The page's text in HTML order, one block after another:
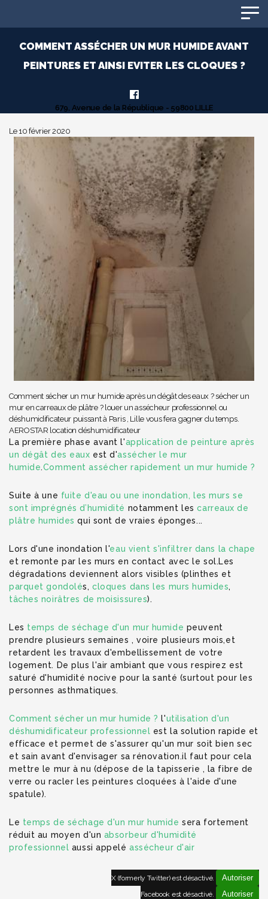
COMMENT ASSÉCHER UN MUR HUMIDE AVANT
PEINTURES ET AINSI EVITER LES CLOQUES ?
679, Avenue de la République - 59800 LILLE
Le 10 février 2020
Comment sécher un mur humide après un dégât des eaux ? sécher un
mur en carreaux de plâtre ? louer un assécheur professionnel ou
déshumidificateur puissant à Paris , Lille vous fera gagner du temps.
AEROSTAR location déshumidificateur
La première phase avant l'application de peinture après
un dégât des eaux est d'assécher le mur
humide.Comment assécher rapidement un mur humide ?
Suite à une fuite d'eau ou une inondation, les murs se
sont imprégnés d’humidité notamment lescarreaux de
plâtre humides qui sont de vraies éponges...
Lors d'une inondation l'eau vient s'infiltrer dans la chape
et remonte par les murs en contact avec le sol.Les
dégradations deviennent alors visibles (plinthes et
parquet gondolés,cloques dans les murs humides,
tâches noirâtres de moisissures).
Les temps de séchage d'un mur humide peuvent
prendre plusieurs semaines , voire plusieurs mois,et
retardent les travaux d'embellissement de votre
logement. De plus l'air ambiant que vous respirez est
saturé d'humidité nocive pour la santé (surtout pour les
personnes asthmatiques.
Comment sécher un mur humide ? l'utilisation d'un
déshumidificateur professionnel est la solution rapide et
efficace et permet de s'assurer qu'un mur soit bien sec
et sain avant d'envisager sa rénovation.il faut pour cela
mettre le mur à nu (dépose de la tapisserie , la fibre de
verre ou racler les peintures cloquées à l'aide d'une
spatule).
Le temps de séchage d'un mur humide sera fortement
réduit au moyen d'un absorbeur d'humidité
professionnel aussi appeléassécheur d'air
X (formerly Twitter) est désactivé. Autoriser
Facebook est désactivé.
Autoriser